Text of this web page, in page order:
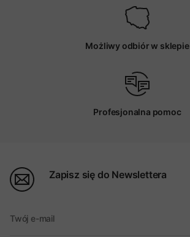
Możliwy odbiór w sklepie
Profesjonalna pomoc
Zapisz się do Newslettera
Twój e-mail